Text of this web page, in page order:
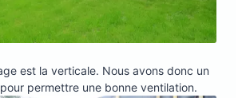
est la verticale. Nous avons donc un
permettre une bonne ventilation.